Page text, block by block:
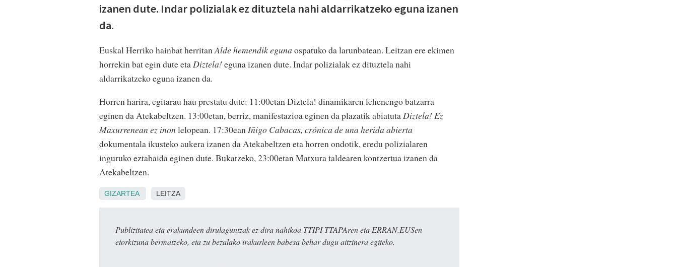
izanen dute. Indar polizialak ez dituztela nahi aldarrikatzeko eguna izanen
da.
Euskal Herriko hainbat herritanAlde hemendik eguna ospatuko da larunbatean. Leitzan ere ekimen
horrekin bat egin dute etaDiztela!eguna izanen dute. Indar polizialak ez dituztela nahi
aldarrikatzeko eguna izanen da.
Horren harira, egitarau hau prestatu dute: 11:00etan Diztela! dinamikaren lehenengo batzarra
eginen da Atekabeltzen. 13:00etan, berriz, manifestazioa eginen da plazatik abiatuta Diztela! Ez
Maxurrenean ez inon lelopean. 17:30ean Iñigo Cabacas, crónica de una herida abierta
dokumentala ikusteko aukera izanen da Atekabeltzen eta horren ondotik, eredu polizialaren
inguruko eztabaida eginen dute. Bukatzeko, 23:00etan Matxura taldearen kontzertua izanen da
Atekabeltzen.
GIZARTEA LEITZA
Publizitatea eta erakundeen dirulaguntzak ez dira nahikoa TTIPI-TTAPAren eta ERRAN.EUSen
etorkizuna bermatzeko, eta zu bezalako irakurleen babesa behar dugu aitzinera egiteko.